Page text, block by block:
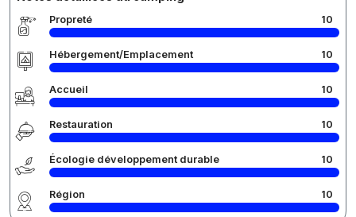
Propreté 10
Hébergement/Emplacement 10
Accueil 10
Restauration 10
Écologie développement durable 10
Région 10